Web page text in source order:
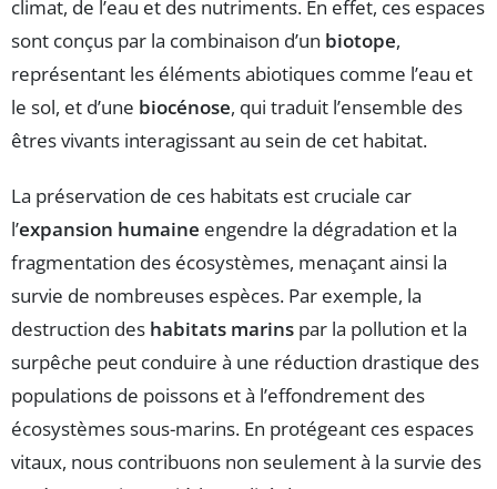
climat, de l’eau et des nutriments. En effet, ces espaces
sont conçus par la combinaison d’un biotope,
représentant les éléments abiotiques comme l’eau et
le sol, et d’une biocénose, qui traduit l’ensemble des
êtres vivants interagissant au sein de cet habitat.
La préservation de ces habitats est cruciale car
l’expansion humaine engendre la dégradation et la
fragmentation des écosystèmes, menaçant ainsi la
survie de nombreuses espèces. Par exemple, la
destruction des habitats marins par la pollution et la
surpêche peut conduire à une réduction drastique des
populations de poissons et à l’effondrement des
écosystèmes sous-marins. En protégeant ces espaces
vitaux, nous contribuons non seulement à la survie des